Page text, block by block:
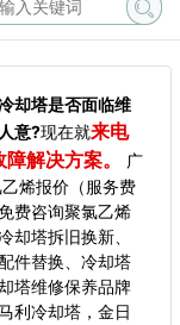
却塔是否面临维
意?现在就来电
解决方案。
广
烯报价（服务费
费咨询聚氯乙烯
却塔拆旧换新、
件替换、冷却塔
塔维修保养品牌
利冷却塔，金日